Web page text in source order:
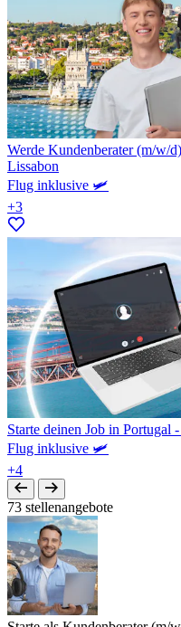
Werde Kundenberater (m/w/
Lissabon
Flug inklusive 🛩️
+3
Starte deinen Job in Portugal
Flug inklusive 🛩️
+4
73 stellenangebote